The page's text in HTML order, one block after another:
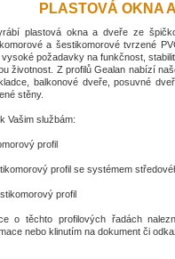
PLASTOVÁ OKNA
plastová okna a dveře ze
a šestikomorové tvrzené
požadavky na funkčnost,
životnost. Z profilů Gealan nabízí
balkonové dveře, posuvné
stěny.
Vašim službám:
profil
profil se systémem
profil
o těchto profilových řadách
nebo klinutím na dokument či